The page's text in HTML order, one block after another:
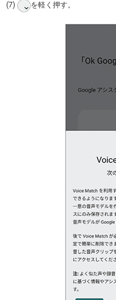
(7) を軽く押す。